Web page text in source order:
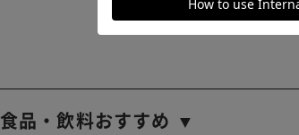
品・飲料おすすめ ▼